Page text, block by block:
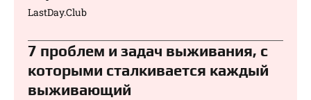
LastDay.Club
7 проблем и задач выживания, с
которыми сталкивается каждый
выживающий